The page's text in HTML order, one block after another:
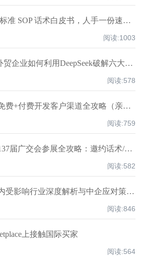
2025 外贸业务全流程标准 SOP 话术白皮书，人手一份速领！
阅读:1003
从“内卷”到“破局”，外贸企业如何利用DeepSeek破解六大核心痛点，重构全球化竞争力？
阅读:578
外贸新人血泪总结：免费+付费开发客户渠道全攻略（亲测爆单路径）
阅读:759
第一次参展必存！第137届广交会参展全攻略：邀约话术/展位话术/跟进邮件模板
阅读:582
中美贸易战升级：国内受影响行业深度解析与中企应对策略！
阅读:846
上接触国际买家
阅读:564